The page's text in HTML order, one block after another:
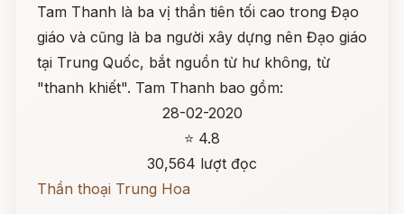
Tam Thanh là ba vị thần tiên tối cao trong Đạo
giáo và cũng là ba người xây dựng nên Đạo giáo
tại Trung Quốc, bắt nguồn từ hư không, từ
"thanh khiết". Tam Thanh bao gồm:
28-02-2020
⭐ 4.8
30,564 lượt đọc
Thần thoại Trung Hoa